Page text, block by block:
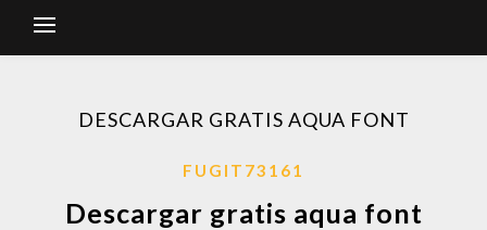
DESCARGAR GRATIS AQUA FONT
FUGIT73161
Descargar gratis aqua font